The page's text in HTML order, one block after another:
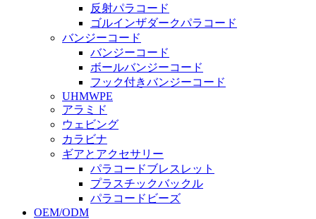
反射パラコード
ゴルインザダークパラコード
バンジーコード
バンジーコード
ボールバンジーコード
フック付きバンジーコード
UHMWPE
アラミド
ウェビング
カラビナ
ギアとアクセサリー
パラコードブレスレット
プラスチックバックル
パラコードビーズ
OEM/ODM